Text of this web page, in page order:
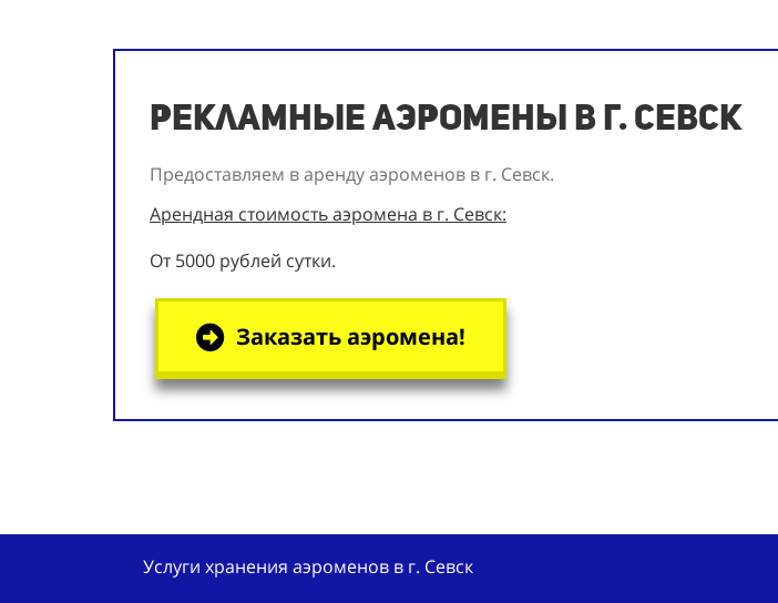
Рекламные аэромены в г. Севск
Предоставляем в аренду аэроменов в г. Севск.
Арендная стоимость аэромена в г. Севск:
От 5000 рублей сутки.
Заказать аэромена!
Услуги хранения аэроменов в г. Севск